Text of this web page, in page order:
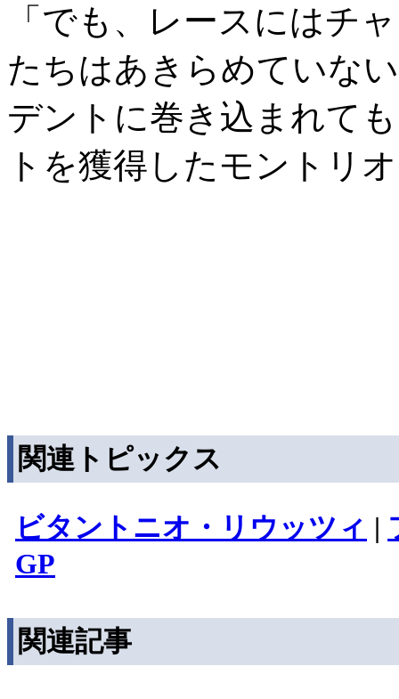
「でも、レースにはチ
たちはあきらめていな
デントに巻き込まれて
トを獲得したモントリ
関連トピックス
ビタントニオ・リウッツィ |
GP
関連記事